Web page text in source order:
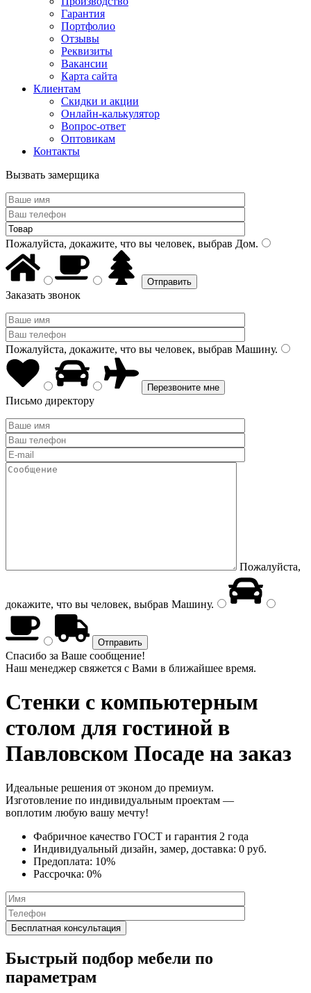
Гарантия
Портфолио
Отзывы
Реквизиты
Вакансии
Карта сайта
Клиентам
Скидки и акции
Онлайн-калькулятор
Вопрос-ответ
Оптовикам
Контакты
Вызвать замерщика
Пожалуйста, докажите, что вы человек, выбрав Дом.
Заказать звонок
Пожалуйста, докажите, что вы человек, выбрав Машину.
Письмо директору
Пожалуйста,
докажите, что вы человек, выбрав Машину.
Спасибо за Ваше сообщение!
Наш менеджер свяжется с Вами в ближайшее время.
Стенки с компьютерным
столом для гостиной в
Павловском Посаде на заказ
Идеальные решения от эконом до премиум.
Изготовление по индивидуальным проектам —
воплотим любую вашу мечту!
Фабричное качество ГОСТ и гарантия 2 года
Индивидуальный дизайн, замер, доставка: 0 руб.
Предоплата: 10%
Рассрочка: 0%
Быстрый подбор мебели по
параметрам